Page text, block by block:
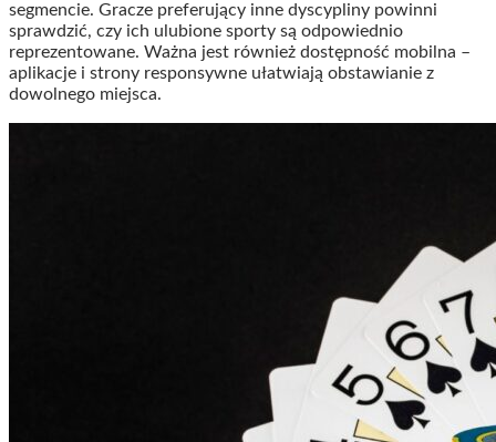
segmencie. Gracze preferujący inne dyscypliny powinni
sprawdzić, czy ich ulubione sporty są odpowiednio
reprezentowane. Ważna jest również dostępność mobilna –
aplikacje i strony responsywne ułatwiają obstawianie z
dowolnego miejsca.